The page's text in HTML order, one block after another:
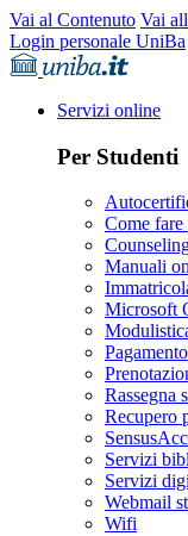
Vai al Contenuto Vai
Login personale UniBa
Servizi online
Per Studenti
Come fare
Manuali
Microsoft
Rassegna
Recupero
Servizi
Servizi
Webmail
Wifi